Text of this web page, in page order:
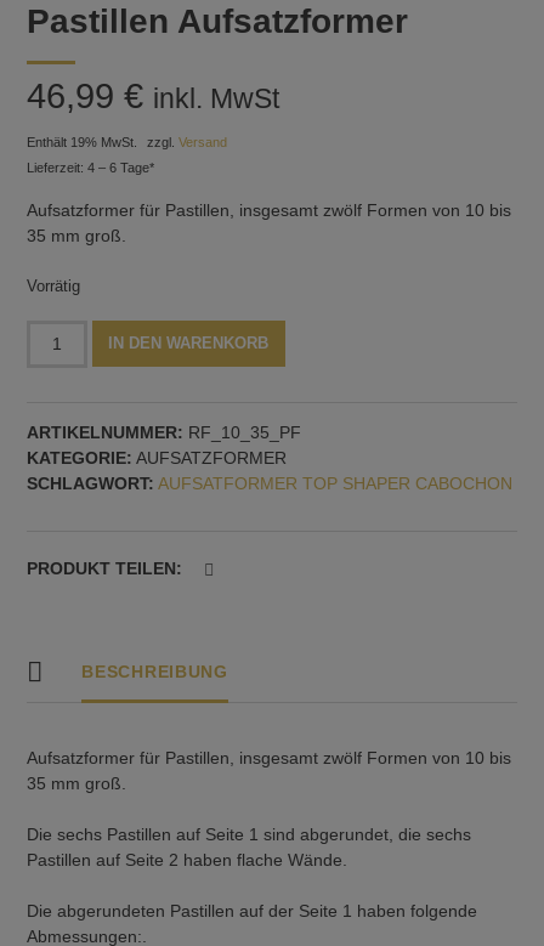
Pastillen Aufsatzformer
46,99€ inkl. MwSt
Enthält 19% MwSt. zzgl.Versand
Lieferzeit: 4 – 6 Tage*
Aufsatzformer für Pastillen, insgesamt zwölf Formen von 10 bis
35 mm groß.
Vorrätig
IN DEN WARENKORB
ARTIKELNUMMER: RF_10_35_PF
KATEGORIE: AUFSATZFORMER
SCHLAGWORT: AUFSATFORMER TOP SHAPER CABOCHON
PRODUKT TEILEN:
BESCHREIBUNG
Aufsatzformer für Pastillen, insgesamt zwölf Formen von 10 bis
35 mm groß.
Die sechs Pastillen auf Seite 1 sind abgerundet, die sechs
Pastillen auf Seite 2 haben flache Wände.
Die abgerundeten Pastillen auf der Seite 1 haben folgende
Abmessungen:.